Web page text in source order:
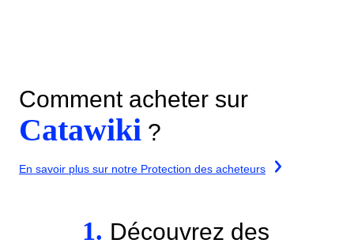
Comment acheter sur
Catawiki ?
En savoir plus sur notre Protection des acheteurs
1. Découvrez des